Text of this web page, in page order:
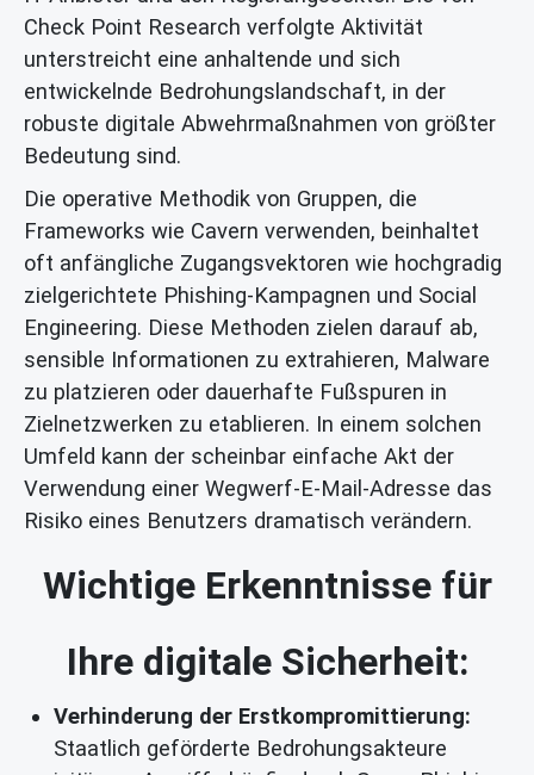
Check Point Research verfolgte Aktivität
unterstreicht eine anhaltende und sich
entwickelnde Bedrohungslandschaft, in der
robuste digitale Abwehrmaßnahmen von größter
Bedeutung sind.
Die operative Methodik von Gruppen, die
Frameworks wie Cavern verwenden, beinhaltet
oft anfängliche Zugangsvektoren wie hochgradig
zielgerichtete Phishing-Kampagnen und Social
Engineering. Diese Methoden zielen darauf ab,
sensible Informationen zu extrahieren, Malware
zu platzieren oder dauerhafte Fußspuren in
Zielnetzwerken zu etablieren. In einem solchen
Umfeld kann der scheinbar einfache Akt der
Verwendung einer Wegwerf-E-Mail-Adresse das
Risiko eines Benutzers dramatisch verändern.
Wichtige Erkenntnisse für
Ihre digitale Sicherheit:
Verhinderung der Erstkompromittierung:
Staatlich geförderte Bedrohungsakteure